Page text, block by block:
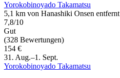
Yorokobinoyado Takamatsu
5,1 km von Hanashiki Onsen entfernt
7,8/10
Gut
(328 Bewertungen)
154 €
31. Aug.–1. Sept.
Yorokobinoyado Takamatsu